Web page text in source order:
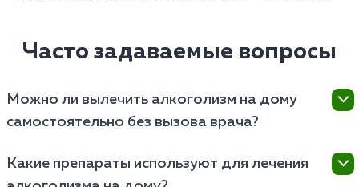
Часто задаваемые вопросы
Можно ли вылечить алкоголизм на дому
самостоятельно без вызова врача?
самостоятельно крайне сложно и опасно, так как
Какие препараты используют для лечения